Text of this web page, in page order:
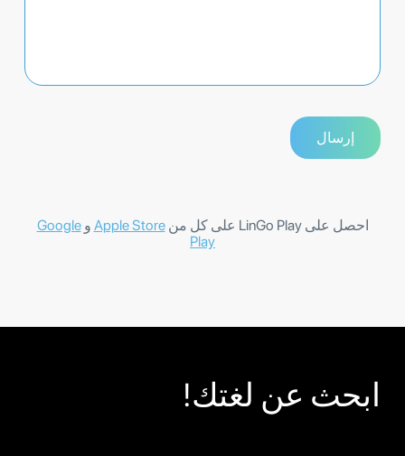
احصل على LinGo Play على كل من Apple Store وGoogle
Play
ابحث عن لغتك!